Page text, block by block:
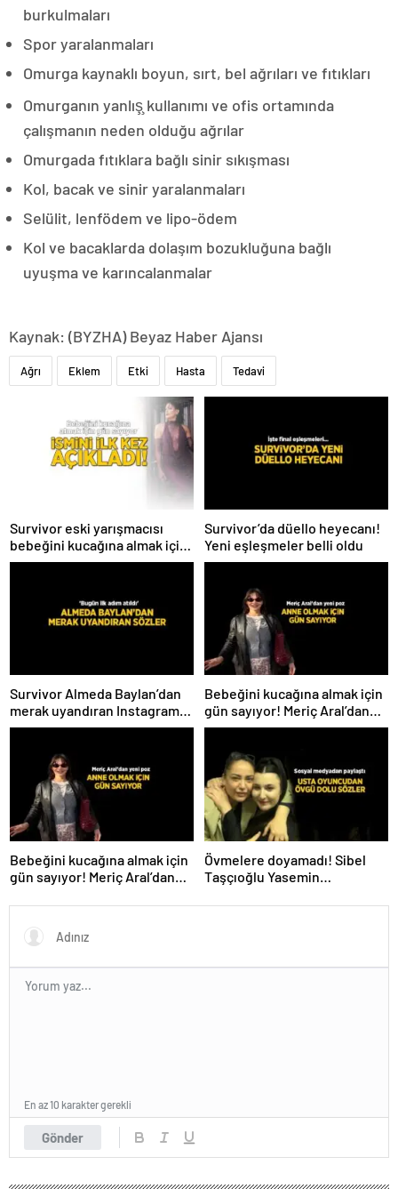
burkulmaları
Spor yaralanmaları
Omurga kaynaklı boyun, sırt, bel ağrıları ve fıtıkları
Omurganın yanlış̧ kullanımı ve ofis ortamında
çalışmanın neden olduğu ağrılar
Omurgada fıtıklara bağlı sinir sıkışması
Kol, bacak ve sinir yaralanmaları
Selülit, lenfödem ve lipo-ödem
Kol ve bacaklarda dolaşım bozukluğuna bağlı
uyuşma ve karıncalanmalar
Kaynak: (BYZHA) Beyaz Haber Ajansı
Ağrı Eklem Etki Hasta Tedavi
Survivor eski yarışmacısı
bebeğini kucağına almak için
gün sayıyor! İsmini ilk kez
Survivor’da düello heyecanı!
Yeni eşleşmeler belli oldu
Survivor Almeda Baylan’dan
merak uyandıran Instagram
paylaşımı! ‘Bugün ilk adım
Bebeğini kucağına almak için
gün sayıyor! Meriç Aral’dan
yeni poz
Bebeğini kucağına almak için
gün sayıyor! Meriç Aral’dan
Övmelere doyamadı! Sibel
Taşçıoğlu Yasemin
etti
Gönder
En az 10 karakter gerekli